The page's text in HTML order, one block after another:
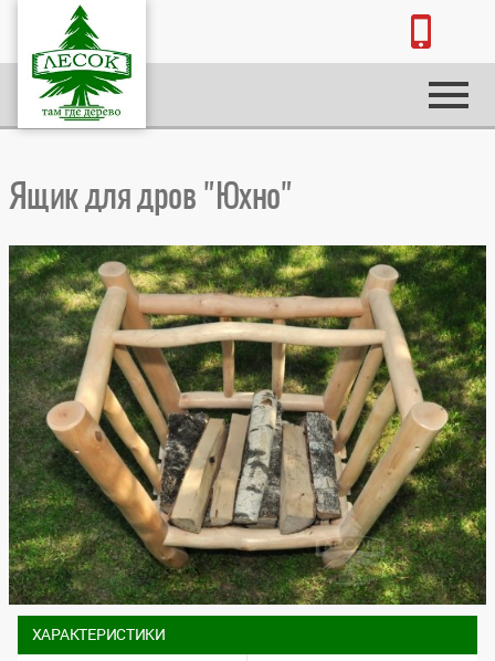
Ящик для дров "Юхно"
ХАРАКТЕРИСТИКИ